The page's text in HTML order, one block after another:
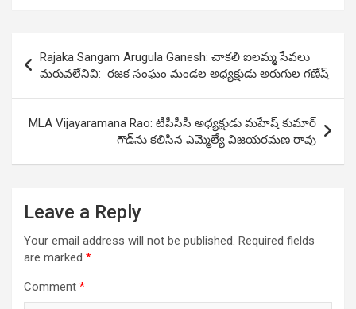
navigation
Rajaka Sangam Arugula Ganesh: చాకలి ఐలమ్మ సేవలు
మరువలేనివి: రజక సంఘం మండల అధ్యక్షుడు అరుగుల గణేష్
MLA Vijayaramana Rao: టీపీసీసీ అధ్య‌క్షుడు మహేష్ కుమార్
గౌడ్‌ను క‌లిసిన ఎమ్మెల్యే విజయరమణ రావు
Leave a Reply
Your email address will not be published. Required fields
are marked *
Comment *